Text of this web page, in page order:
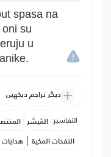
spasa na
su
u
دیگر تراجم دیکھیں
التفاسير: المُيسَّر
النفحات المكية | هدايات